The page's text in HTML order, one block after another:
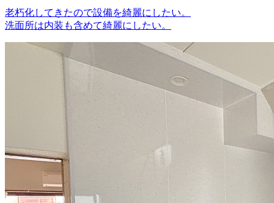
老朽化してきたので設備を綺麗にしたい。
洗面所は内装も含めて綺麗にしたい。